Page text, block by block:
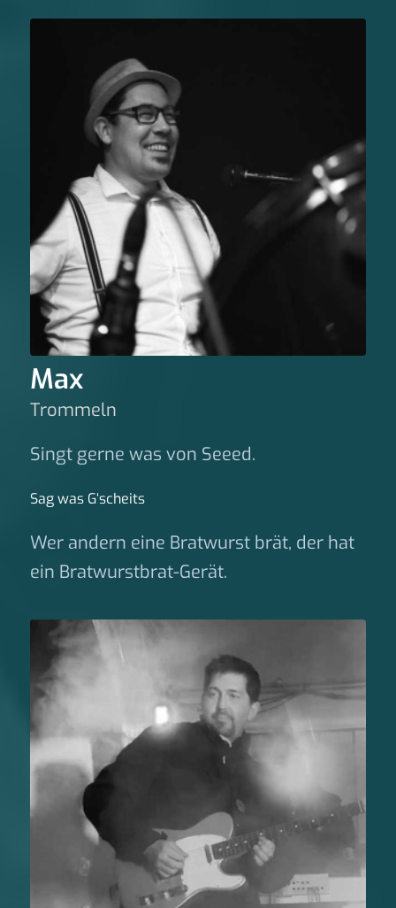
Max
Trommeln
Singt gerne was von Seeed.
Sag was G‘scheits
Wer andern eine Bratwurst brät, der hat
ein Bratwurstbrat-Gerät.